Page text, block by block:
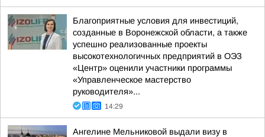
Благоприятные условия для инвестиций,
созданные в Воронежской области, а также
успешно реализованные проекты
высокотехнологичных предприятий в ОЭЗ
«Центр» оценили участники программы
«Управленческое мастерство
руководителя»...
14:29
Ангелине Мельниковой выдали визу в